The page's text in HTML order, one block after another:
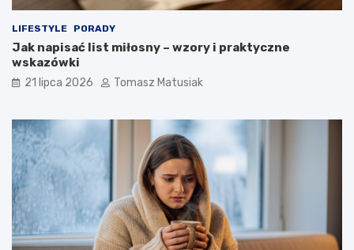
LIFESTYLE PORADY
Jak napisać list miłosny – wzory i praktyczne
wskazówki
21 lipca 2026 Tomasz Matusiak